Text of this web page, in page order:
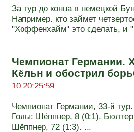
За тур до конца в немецкой
Например, кто займет
"Хоффенхайм" это сделать, и
Чемпионат Германии.
Кёльн и обострил
10 20:25:59
Чемпионат Германии, 33-й
Голы: Шёппнер, 8 (0:1).
Шёппнер, 72 (1:3). ...